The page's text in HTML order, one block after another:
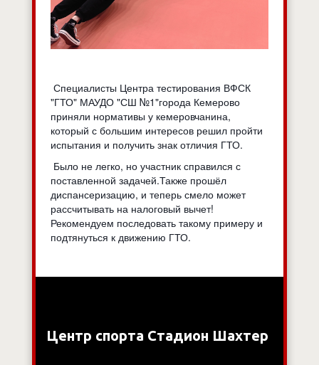
Специалисты Центра тестирования ВФСК
"ГТО" МАУДО "СШ №1"города Кемерово
приняли нормативы у кемеровчанина,
который с большим интересов решил пройти
испытания и получить знак отличия ГТО.
Было не легко, но участник справился с
поставленной задачей.Также прошёл
диспансеризацию, и теперь смело может
рассчитывать на налоговый вычет!
Рекомендуем последовать такому примеру и
подтянуться к движению ГТО.
Центр спорта Стадион Шахтер